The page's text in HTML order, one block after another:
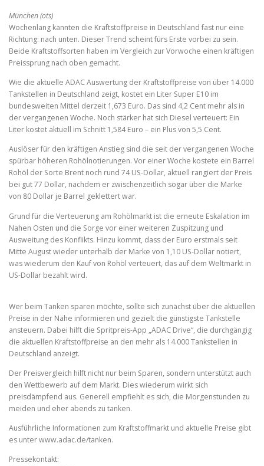
München (ots)
Wochenlang kannten die Kraftstoffpreise in Deutschland fast nur eine
Richtung: nach unten. Dieser Trend scheint fürs Erste vorbei zu sein.
Beide Kraftstoffsorten haben im Vergleich zur Vorwoche einen kräftigen
Preissprung nach oben gemacht.
Wie die aktuelle ADAC Auswertung der Kraftstoffpreise von über 14.000
Tankstellen in Deutschland zeigt, kostet ein Liter Super E10 im
bundesweiten Mittel derzeit 1,673 Euro. Das sind 4,2 Cent mehr als in
der vergangenen Woche. Noch stärker hat sich Diesel verteuert: Ein
Liter kostet aktuell im Schnitt 1,584 Euro – ein Plus von 5,5 Cent.
Auslöser für den kräftigen Anstieg sind die seit der vergangenen Woche
spürbar höheren Rohölnotierungen. Vor einer Woche kostete ein Barrel
Rohöl der Sorte Brent noch rund 74 US-Dollar, aktuell rangiert der Preis
bei gut 77 Dollar, nachdem er zwischenzeitlich sogar über die Marke
von 80 Dollar je Barrel geklettert war.
Grund für die Verteuerung am Rohölmarkt ist die erneute Eskalation im
Nahen Osten und die Sorge vor einer weiteren Zuspitzung und
Ausweitung des Konflikts. Hinzu kommt, dass der Euro erstmals seit
Mitte August wieder unterhalb der Marke von 1,10 US-Dollar notiert,
was wiederum den Kauf von Rohöl verteuert, das auf dem Weltmarkt in
US-Dollar bezahlt wird.
Wer beim Tanken sparen möchte, sollte sich zunächst über die aktuellen
Preise in der Nähe informieren und gezielt die günstigste Tankstelle
ansteuern. Dabei hilft die Spritpreis-App „ADAC Drive“, die durchgängig
die aktuellen Kraftstoffpreise an den mehr als 14.000 Tankstellen in
Deutschland anzeigt.
Der Preisvergleich hilft nicht nur beim Sparen, sondern unterstützt auch
den Wettbewerb auf dem Markt. Dies wiederum wirkt sich
preisdämpfend aus. Generell empfiehlt es sich, die Morgenstunden zu
meiden und eher abends zu tanken.
Ausführliche Informationen zum Kraftstoffmarkt und aktuelle Preise gibt
es unter www.adac.de/tanken.
Pressekontakt: